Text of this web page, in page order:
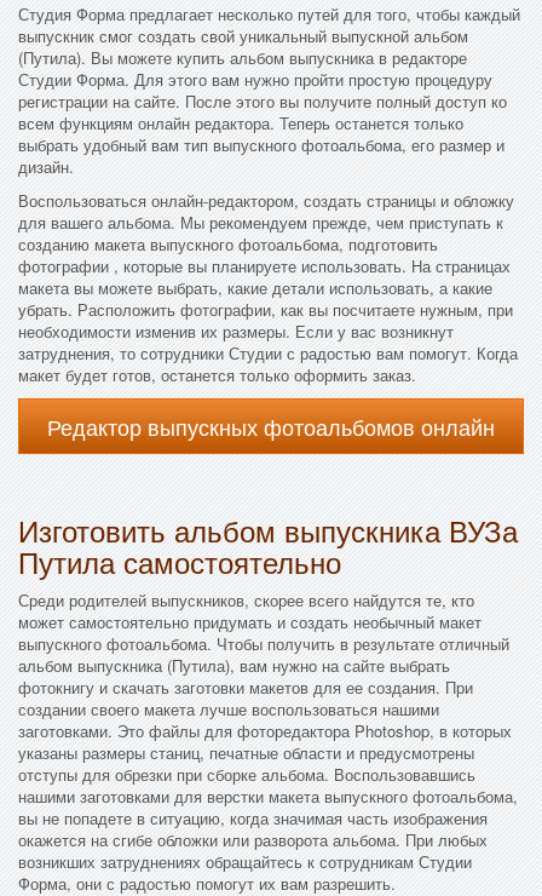
Студия Форма предлагает несколько путей для того, чтобы каждый
выпускник смог создать свой уникальный выпускной альбом
(Путила). Вы можете купить альбом выпускника в редакторе
Студии Форма. Для этого вам нужно пройти простую процедуру
регистрации на сайте. После этого вы получите полный доступ ко
всем функциям онлайн редактора. Теперь останется только
выбрать удобный вам тип выпускного фотоальбома, его размер и
дизайн.
Воспользоваться онлайн-редактором, создать страницы и обложку
для вашего альбома. Мы рекомендуем прежде, чем приступать к
созданию макета выпускного фотоальбома, подготовить
фотографии , которые вы планируете использовать. На страницах
макета вы можете выбрать, какие детали использовать, а какие
убрать. Расположить фотографии, как вы посчитаете нужным, при
необходимости изменив их размеры. Если у вас возникнут
затруднения, то сотрудники Студии с радостью вам помогут. Когда
макет будет готов, останется только оформить заказ.
Редактор выпускных фотоальбомов онлайн
Изготовить альбом выпускника ВУЗа
Путила самостоятельно
Среди родителей выпускников, скорее всего найдутся те, кто
может самостоятельно придумать и создать необычный макет
выпускного фотоальбома. Чтобы получить в результате отличный
альбом выпускника (Путила), вам нужно на сайте выбрать
фотокнигу и скачать заготовки макетов для ее создания. При
создании своего макета лучше воспользоваться нашими
заготовками. Это файлы для фоторедактора Photoshop, в которых
указаны размеры станиц, печатные области и предусмотрены
отступы для обрезки при сборке альбома. Воспользовавшись
нашими заготовками для верстки макета выпускного фотоальбома,
вы не попадете в ситуацию, когда значимая часть изображения
окажется на сгибе обложки или разворота альбома. При любых
возникших затруднениях обращайтесь к сотрудникам Студии
Форма, они с радостью помогут их вам разрешить.